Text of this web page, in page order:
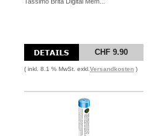
CHF 9.90
( inkl. 8.1 % MwSt. exkl. Versandkosten )